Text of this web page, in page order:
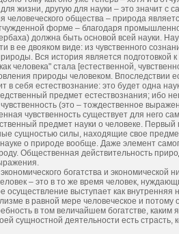
жизни, другую для науки – это значит с
человеческого общества – природа
форме – благодаря
должна быть основой всей науки.
в ее двояком виде: из чувственного
Вся история является подготовкой
человека" стала [естественной,
природы человеком. Впоследствии
в себя естествознание: это будет одна
предмет естествознания; ибо
(это – тождественное
чувственность существует для него
предмет науки о человеке.
сущностью силы, находящие свое
о природе вообще. Даже элемент
Общественная действительность
богатства и экономической
– это в то же время человек,
осуществление выступает как
в равной мере человеческое и
в том величайшем богатстве, каким
сущностной деятельности есть